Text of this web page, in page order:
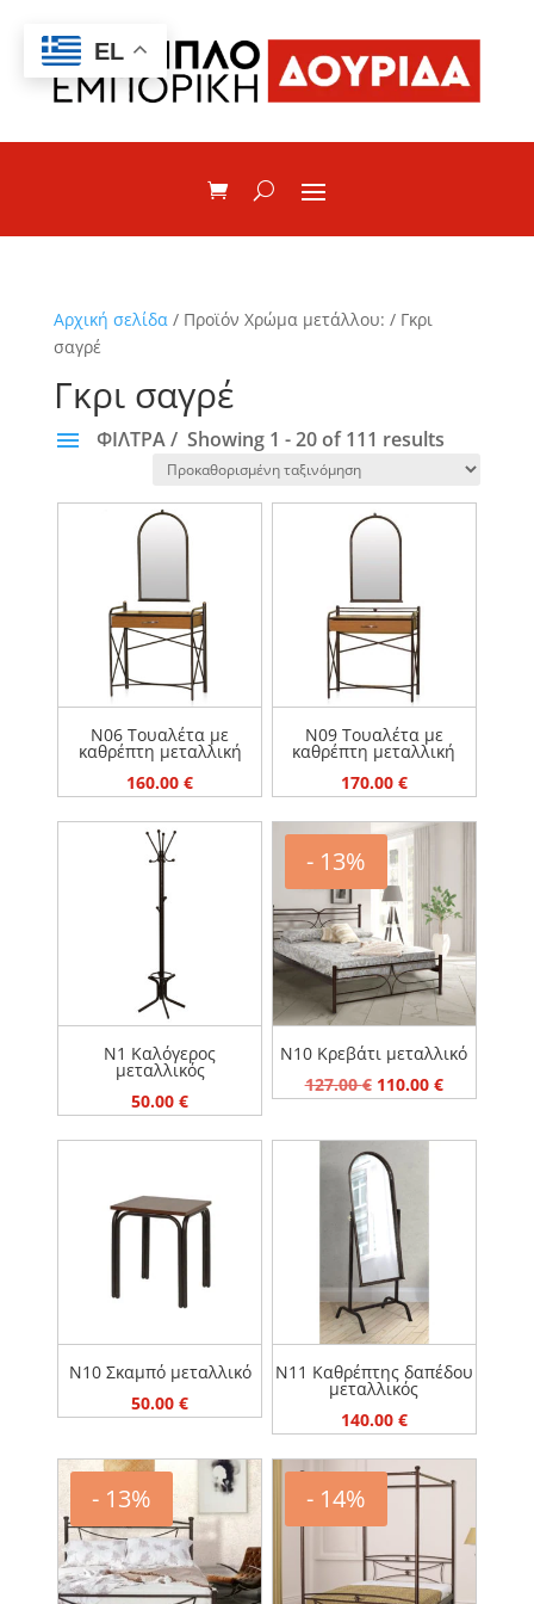
Αρχική σελίδα/ Προϊόν Χρώμα μετάλλου: / Γκρι
σαγρέ
Γκρι σαγρέ
ΦΙΛΤΡΑ Showing 1 - 20 of 111 results
ΕΠΙΠΛΑ
ΜΕΤΑΛΛΙΚΑ ΚΡΕΒΑΤΙΑ
ΠΡΟΣΦΟΡΕΣ
ΣΤΡΩΜΑΤΑ
50 € 650 €
N06 Τουαλέτα με
καθρέπτη μεταλλική
160.00€
N09 Τουαλέτα με
καθρέπτη μεταλλική
170.00 €
N1 Καλόγερος
μεταλλικός
50.00€
- 13%
N10 Κρεβάτι μεταλλικό
127.00€ Original
was:
127.00 €.
110.00 €Η
τιμή
N10 Σκαμπό μεταλλικό
50.00€
N11 Καθρέπτης δαπέδου
μεταλλικός
140.00 €
- 13% - 14%
EL